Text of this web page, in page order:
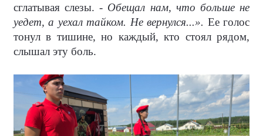
сглатывая слезы. - Обещал нам, что больше не
уедет, а уехал тайком. Не вернулся...». Ее голос
тонул в тишине, но каждый, кто стоял рядом,
слышал эту боль.